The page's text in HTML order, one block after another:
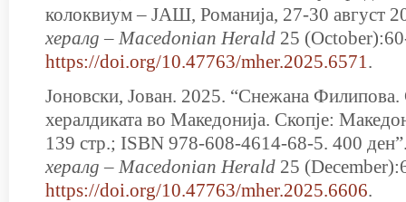
колоквиум – ЈАШ, Романија, 27-30 август
хералд – Macedonian Herald 25
https://doi.org/10.47763/mher.2025.6571 .
Јоновски, Јован. 2025. “Снежана Филипова.
хералдиката во Македонија. Скопје:
139 стр.; ISBN 978-608-4614-68-5. 400
хералд – Macedonian Herald 25
https://doi.org/10.47763/mher.2025.6606.